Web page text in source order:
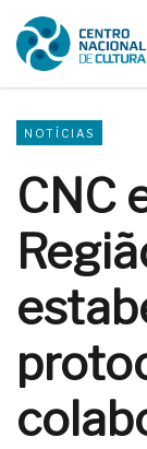
NOTÍCIAS
CNC